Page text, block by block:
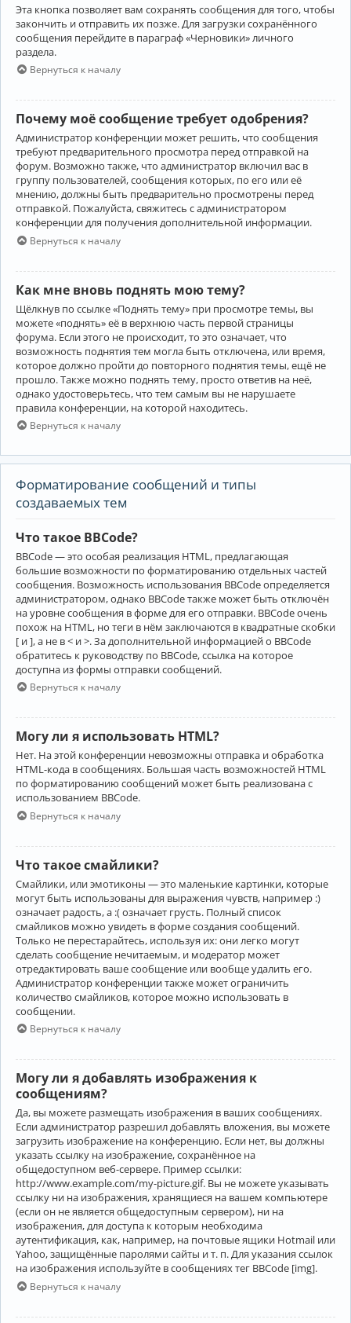
Эта кнопка позволяет вам сохранять сообщения для того, чтобы
закончить и отправить их позже. Для загрузки сохранённого
сообщения перейдите в параграф «Черновики» личного
раздела.
Вернуться к началу
Почему моё сообщение требует одобрения?
Администратор конференции может решить, что сообщения
требуют предварительного просмотра перед отправкой на
форум. Возможно также, что администратор включил вас в
группу пользователей, сообщения которых, по его или её
мнению, должны быть предварительно просмотрены перед
отправкой. Пожалуйста, свяжитесь с администратором
конференции для получения дополнительной информации.
Вернуться к началу
Как мне вновь поднять мою тему?
Щёлкнув по ссылке «Поднять тему» при просмотре темы, вы
можете «поднять» её в верхнюю часть первой страницы
форума. Если этого не происходит, то это означает, что
возможность поднятия тем могла быть отключена, или время,
которое должно пройти до повторного поднятия темы, ещё не
прошло. Также можно поднять тему, просто ответив на неё,
однако удостоверьтесь, что тем самым вы не нарушаете
правила конференции, на которой находитесь.
Вернуться к началу
Форматирование сообщений и типы
создаваемых тем
Что такое BBCode?
BBCode — это особая реализация HTML, предлагающая
большие возможности по форматированию отдельных частей
сообщения. Возможность использования BBCode определяется
администратором, однако BBCode также может быть отключён
на уровне сообщения в форме для его отправки. BBCode очень
похож на HTML, но теги в нём заключаются в квадратные скобки
[ и ], а не в < и >. За дополнительной информацией о BBCode
обратитесь к руководству по BBCode, ссылка на которое
доступна из формы отправки сообщений.
Вернуться к началу
Могу ли я использовать HTML?
Нет. На этой конференции невозможны отправка и обработка
HTML-кода в сообщениях. Большая часть возможностей HTML
по форматированию сообщений может быть реализована с
использованием BBCode.
Вернуться к началу
Что такое смайлики?
Смайлики, или эмотиконы — это маленькие картинки, которые
могут быть использованы для выражения чувств, например :)
означает радость, а :( означает грусть. Полный список
смайликов можно увидеть в форме создания сообщений.
Только не перестарайтесь, используя их: они легко могут
сделать сообщение нечитаемым, и модератор может
отредактировать ваше сообщение или вообще удалить его.
Администратор конференции также может ограничить
количество смайликов, которое можно использовать в
сообщении.
Вернуться к началу
Могу ли я добавлять изображения к
сообщениям?
Да, вы можете размещать изображения в ваших сообщениях.
Если администратор разрешил добавлять вложения, вы можете
загрузить изображение на конференцию. Если нет, вы должны
указать ссылку на изображение, сохранённое на
общедоступном веб-сервере. Пример ссылки:
http://www.example.com/my-picture.gif. Вы не можете указывать
ссылку ни на изображения, хранящиеся на вашем компьютере
(если он не является общедоступным сервером), ни на
изображения, для доступа к которым необходима
аутентификация, как, например, на почтовые ящики Hotmail или
Yahoo, защищённые паролями сайты и т. п. Для указания ссылок
на изображения используйте в сообщениях тег BBCode [img].
Вернуться к началу